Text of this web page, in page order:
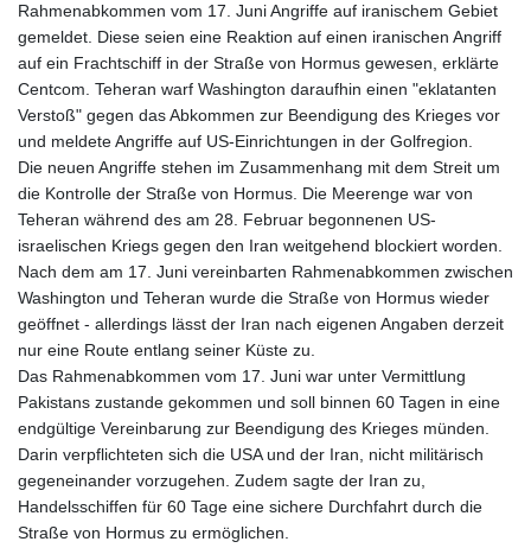
Rahmenabkommen vom 17. Juni Angriffe auf iranischem Gebiet
gemeldet. Diese seien eine Reaktion auf einen iranischen Angriff
auf ein Frachtschiff in der Straße von Hormus gewesen, erklärte
Centcom. Teheran warf Washington daraufhin einen "eklatanten
Verstoß" gegen das Abkommen zur Beendigung des Krieges vor
und meldete Angriffe auf US-Einrichtungen in der Golfregion.
Die neuen Angriffe stehen im Zusammenhang mit dem Streit um
die Kontrolle der Straße von Hormus. Die Meerenge war von
Teheran während des am 28. Februar begonnenen US-
israelischen Kriegs gegen den Iran weitgehend blockiert worden.
Nach dem am 17. Juni vereinbarten Rahmenabkommen zwischen
Washington und Teheran wurde die Straße von Hormus wieder
geöffnet - allerdings lässt der Iran nach eigenen Angaben derzeit
nur eine Route entlang seiner Küste zu.
Das Rahmenabkommen vom 17. Juni war unter Vermittlung
Pakistans zustande gekommen und soll binnen 60 Tagen in eine
endgültige Vereinbarung zur Beendigung des Krieges münden.
Darin verpflichteten sich die USA und der Iran, nicht militärisch
gegeneinander vorzugehen. Zudem sagte der Iran zu,
Handelsschiffen für 60 Tage eine sichere Durchfahrt durch die
Straße von Hormus zu ermöglichen.